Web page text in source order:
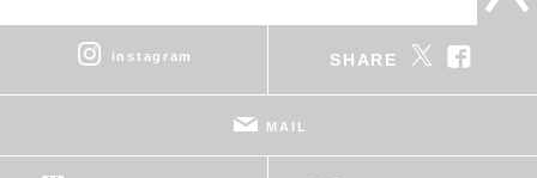
instagram SHARE
MAIL